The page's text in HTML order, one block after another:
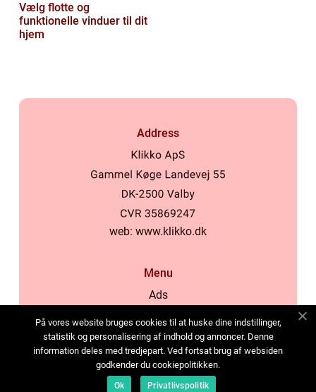
Vælg flotte og
funktionelle vinduer til dit
hjem
Address
web: www.klikko.dk
Menu
Ads
Cookies
Contact
Sitemap
På vores website bruges cookies til at huske dine indstillinger,
statistik og personalisering af indhold og annoncer. Denne
information deles med tredjepart. Ved fortsat brug af websiden
godkender du cookiepolitikken.
Ok Privatlivspolitik